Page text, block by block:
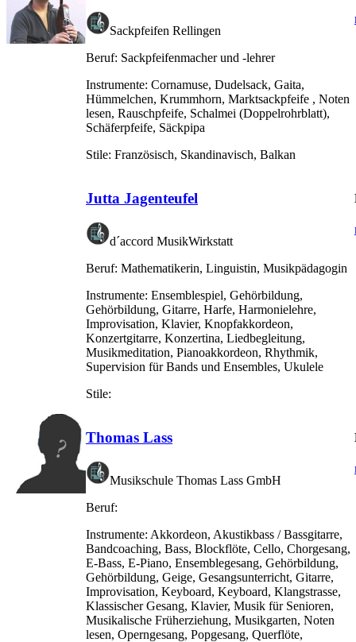
Sackpfeifen Rellingen
Beruf: Sackpfeifenmacher und -lehrer
Instrumente: Cornamuse, Dudelsack, Gaita,
Hümmelchen, Krummhorn, Marktsackpfeife , Noten
lesen, Rauschpfeife, Schalmei (Doppelrohrblatt),
Schäferpfeife, Säckpipa
Stile: Französisch, Skandinavisch, Balkan
Jutta Jagenteufel
d´accord MusikWirkstatt
Beruf: Mathematikerin, Linguistin, Musikpädagogin
Instrumente: Ensemblespiel, Gehörbildung,
Gehörbildung, Gitarre, Harfe, Harmonielehre,
Improvisation, Klavier, Knopfakkordeon,
Konzertgitarre, Konzertina, Liedbegleitung,
Musikmeditation, Pianoakkordeon, Rhythmik,
Supervision für Bands und Ensembles, Ukulele
Stile:
Thomas Lass
Musikschule Thomas Lass GmbH
Beruf:
Instrumente: Akkordeon, Akustikbass / Bassgitarre,
Bandcoaching, Bass, Blockflöte, Cello, Chorgesang,
E-Bass, E-Piano, Ensemblegesang, Gehörbildung,
Gehörbildung, Geige, Gesangsunterricht, Gitarre,
Improvisation, Keyboard, Keyboard, Klangstrasse,
Klassischer Gesang, Klavier, Musik für Senioren,
Musikalische Früherziehung, Musikgarten, Noten
lesen, Operngesang, Popgesang, Querflöte,